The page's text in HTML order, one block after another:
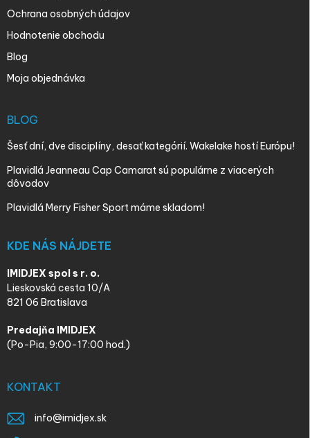
Ochrana osobných údajov
Hodnotenie obchodu
Blog
Moja objednávka
BLOG
Šesť dní, dve disciplíny, desať kategórií. Wakelake hostí Európu!
Plavidlá Jeanneau Cap Camarat sú populárne z viacerých
dôvodov
Plavidlá Merry Fisher Sport máme skladom!
KDE NÁS NÁJDETE
IMIDJEX spol s r. o.
Lieskovská cesta 10/A
821 06 Bratislava
Predajňa IMIDJEX
(Po-Pia, 9:00-17:00 hod.)
KONTAKT
info@imidjex.sk